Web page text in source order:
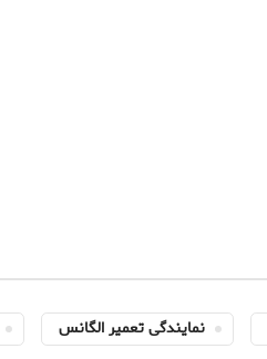
نمایندگی تعمیر الگانس